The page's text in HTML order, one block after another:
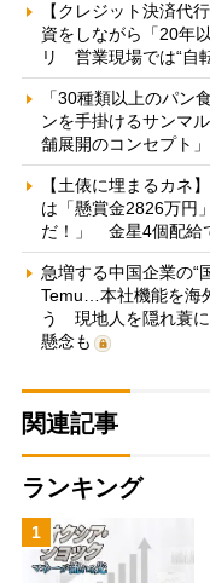
【クレジット決済代
資をしながら「20年
リ 営業現場では“自
「30種類以上のパン
ンを手掛けるサンマ
舗展開のコンセプト
【土俵に埋まるカネ
は「懸賞金2826万円
だ！」 金星4個配給
急増する中国企業の“
Temu…本社機能を海
う 現地人を隠れ蓑
懸念も
関連記事
ランキング
1